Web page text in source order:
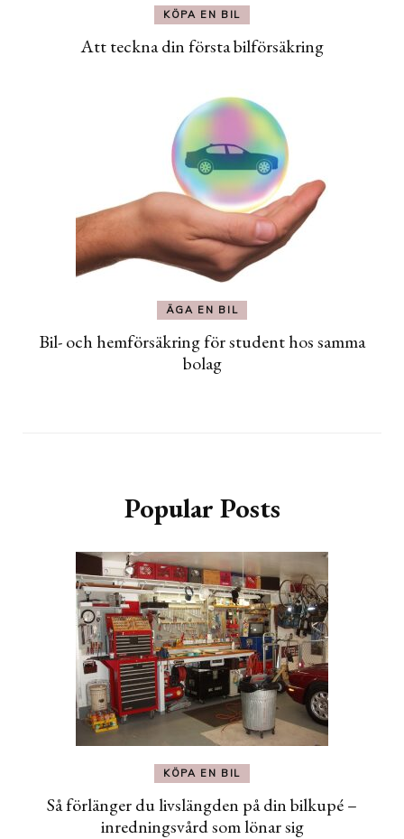
KÖPA EN BIL
Att teckna din första bilförsäkring
ÄGA EN BIL
Bil- och hemförsäkring för student hos samma
bolag
Popular Posts
KÖPA EN BIL
Så förlänger du livslängden på din bilkupé –
inredningsvård som lönar sig